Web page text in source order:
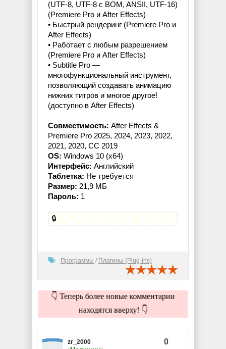
(UTF-8, UTF-8 с BOM, ANSII, UTF-16)
(Premiere Pro и After Effects)
• Быстрый рендеринг (Premiere Pro и
After Effects)
• Работает с любым разрешением
(Premiere Pro и After Effects)
• Subtitle Pro —
многофункциональный инструмент,
позволяющий создавать анимацию
нижних титров и многое другое!
(доступно в After Effects)
Совместимость: After Effects &
Premiere Pro 2025, 2024, 2023, 2022,
2021, 2020, CC 2019
OS: Windows 10 (x64)
Интерфейс: Английский
Таблетка: Не требуется
Размер: 21,9 МБ
Пароль: 1
🔒
Программы / Плагины (Plug-ins)
👇 Теперь более новые комментарии
находятся вверху! 👇
zr_2000 0